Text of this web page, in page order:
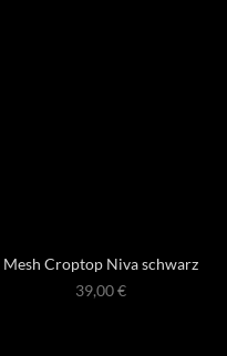
Mesh Croptop Niva schwarz
39,00€